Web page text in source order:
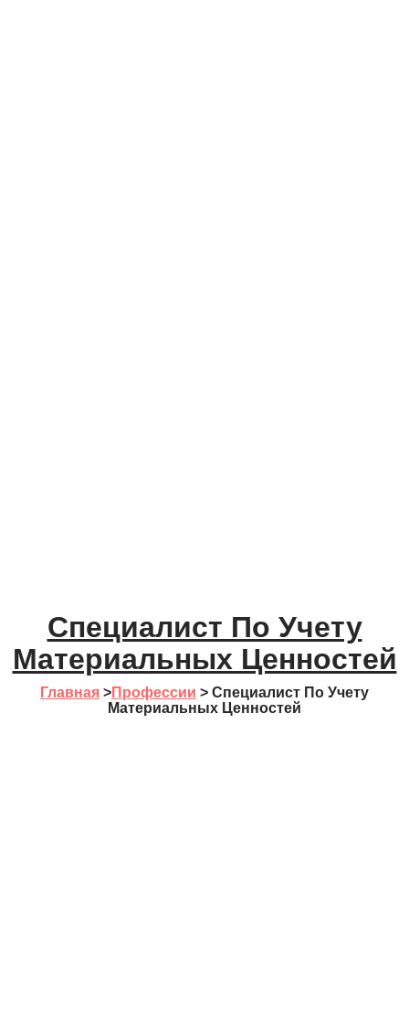
Специалист По Учету
Материальных Ценностей
Главная >Профессии > Специалист По Учету
Материальных Ценностей